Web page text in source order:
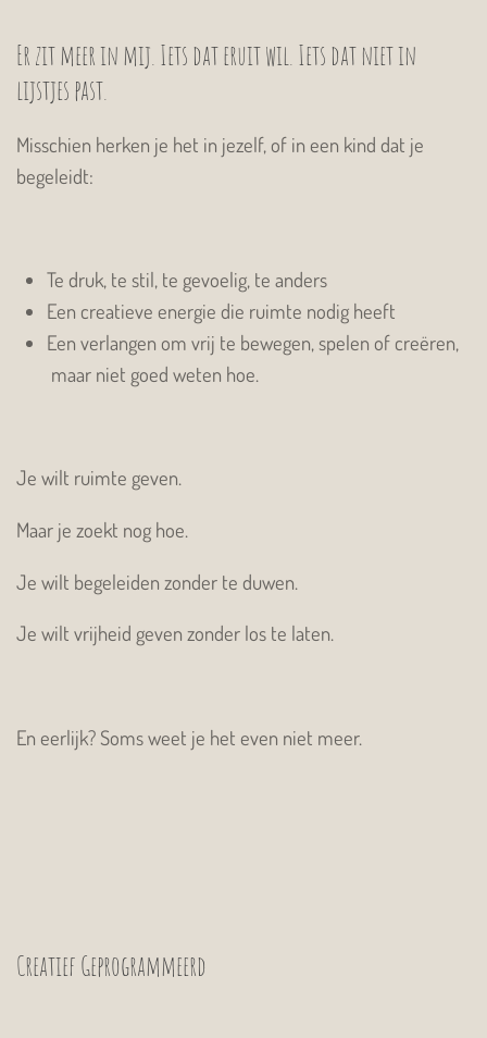
Er zit meer in mij. Iets dat eruit wil. Iets dat niet in
lijstjes past.
Misschien herken je het in jezelf, of in een kind dat je
begeleidt:
Te druk, te stil, te gevoelig, te anders
Een creatieve energie die ruimte nodig heeft
Een verlangen om vrij te bewegen, spelen of creëren,
maar niet goed weten hoe.
Je wilt ruimte geven.
Maar je zoekt nog hoe.
Je wilt begeleiden zonder te duwen.
Je wilt vrijheid geven zonder los te laten.
En eerlijk? Soms weet je het even niet meer.
Creatief Geprogrammeerd